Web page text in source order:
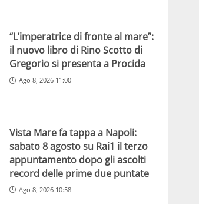
“L’imperatrice di fronte al mare”:
il nuovo libro di Rino Scotto di
Gregorio si presenta a Procida
Ago 8, 2026 11:00
Vista Mare fa tappa a Napoli:
sabato 8 agosto su Rai1 il terzo
appuntamento dopo gli ascolti
record delle prime due puntate
Ago 8, 2026 10:58